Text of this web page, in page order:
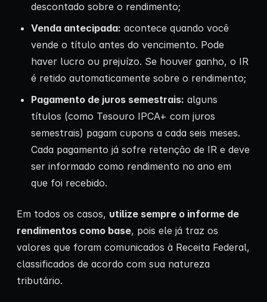
descontado sobre o rendimento;
Venda antecipada: acontece quando você
vende o título antes do vencimento. Pode
haver lucro ou prejuízo. Se houver ganho, o IR
é retido automaticamente sobre o rendimento;
Pagamento de juros semestrais: alguns
títulos (como Tesouro IPCA+ com juros
semestrais) pagam cupons a cada seis meses.
Cada pagamento já sofre retenção de IR e deve
ser informado como rendimento no ano em
que foi recebido.
Em todos os casos, utilize sempre o informe de
rendimentos como base, pois ele já traz os
valores que foram comunicados à Receita Federal,
classificados de acordo com sua natureza
tributário.